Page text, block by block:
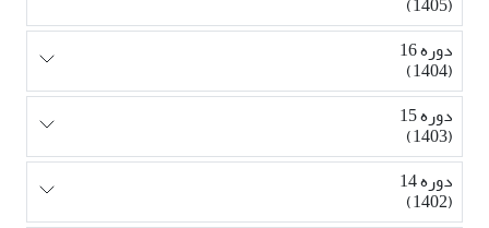
دوره 16
(1404)
دوره 15
(1403)
دوره 14
(1402)